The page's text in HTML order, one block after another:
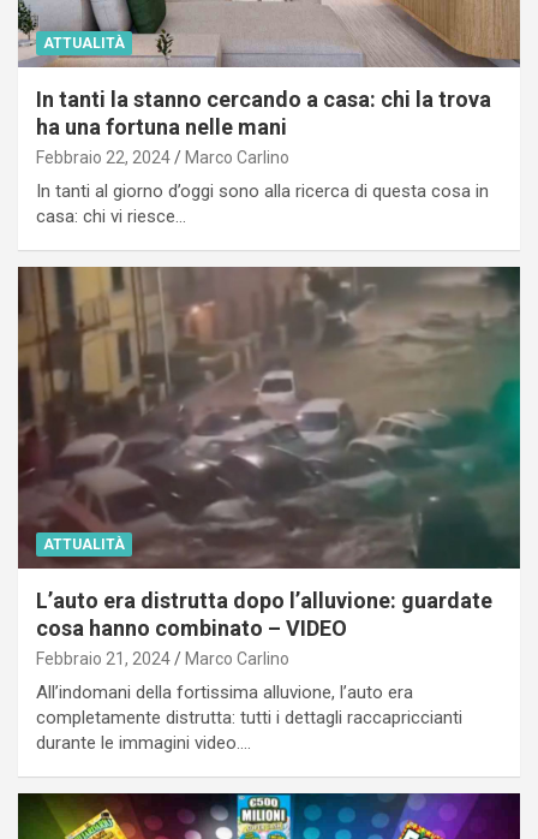
ATTUALITÀ
In tanti la stanno cercando a casa: chi la trova
ha una fortuna nelle mani
Febbraio 22, 2024 Marco Carlino
In tanti al giorno d’oggi sono alla ricerca di questa cosa in
casa: chi vi riesce…
ATTUALITÀ
L’auto era distrutta dopo l’alluvione: guardate
cosa hanno combinato – VIDEO
Febbraio 21, 2024 Marco Carlino
All’indomani della fortissima alluvione, l’auto era
completamente distrutta: tutti i dettagli raccapriccianti
durante le immagini video.…